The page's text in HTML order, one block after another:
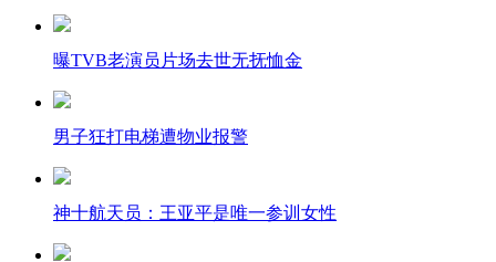
曝TVB老演员片场去世无抚恤金
男子狂打电梯遭物业报警
神十航天员：王亚平是唯一参训女性